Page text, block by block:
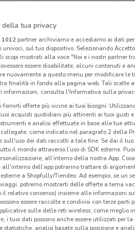
Alì e Alìper
Scade il 19/08 19 km
NUOVO
Conad Superstore
Scade mercoledì 4.6 km
della tua privacy
1012partner archiviamo e accediamo ai dati
sul tuo dispositivo. Selezionando
scopi mostrati alla voce "Noi e i nostri partner
essere disabilitate, alcuni contenuti e
nuovamente a questo menu per modificare le
finalità in fondo alla pagina web. Tali scelte
informazioni, consulta l'Informativa sulla
fornirti offerte più vicine ai tuoi bisogni:
acquisti quotidiani più attinenti ai tuoi gusti
e analisi effettuate in base alle tue
come indicato nel paragrafo 2 della
sull'uso dei dati raccolti a tale fine. Se dai il
il mondo attraverso l’uso di SDK esterne.
all’interno della nostra App.
all'interno dell’app potranno trattare di
a Shopfully/Tiendeo. Ad esempio, se un
potremo mostrarti delle offerte a tema
il relativo consenso) insieme alle informazioni
essere raccolte e condivisi con terze
sulle delle reti wireless, come meglio
i tuoi dati possono anche essere utilizzati per
statistiche, analisi basate sulla posizione e